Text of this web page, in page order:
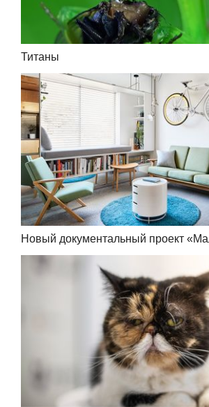
Титаны
Новый документальный проект